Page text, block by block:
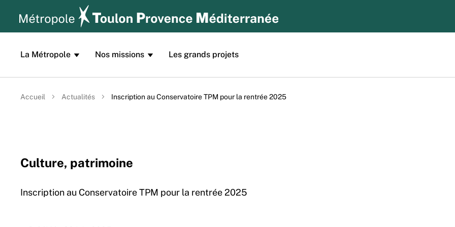
Aller au contenu principal
La Métropole Nos missions Les grands projets
Accueil Actualités Inscription au Conservatoire TPM pour la rentrée 2025
Culture, patrimoine
Inscription au Conservatoire TPM pour la rentrée 2025
Panneau de gestion des cookies